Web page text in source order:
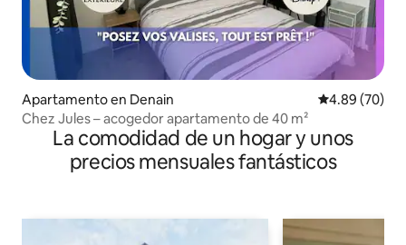
Apartamento en Denain Calificación
4.89 (70)
Chez Jules – acogedor apartamento de 40 m²
La comodidad de un hogar y unos
precios mensuales fantásticos